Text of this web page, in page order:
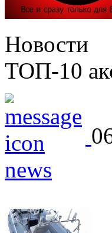
Новости
ТОП-10